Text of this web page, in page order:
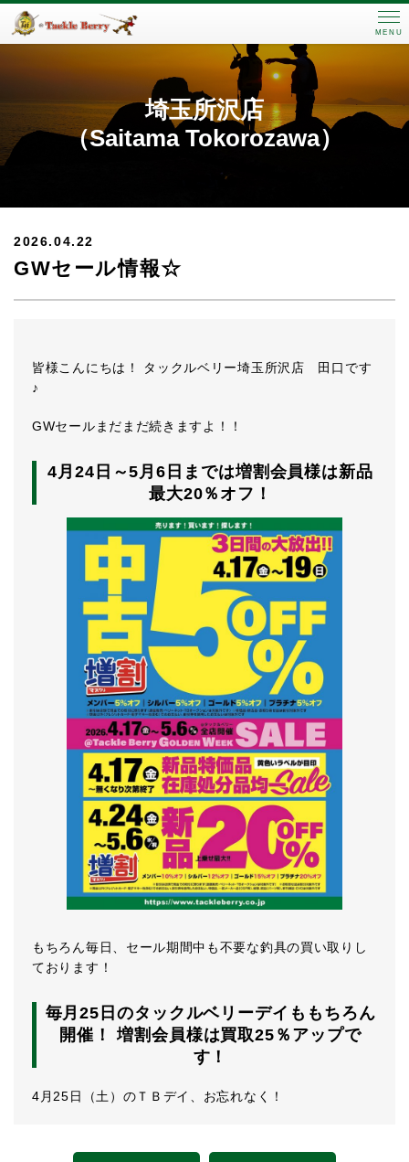
MENU
埼玉所沢店
（Saitama Tokorozawa）
2026.04.22
GWセール情報☆
皆様こんにちは！ タックルベリー埼玉所沢店 田口です
♪
GWセールまだまだ続きますよ！！
4月24日～5月6日までは増割会員様は新品
最大20％オフ！
もちろん毎日、セール期間中も不要な釣具の買い取りし
ております！
毎月25日のタックルベリーデイももちろん
開催！ 増割会員様は買取25％アップで
す！
4月25日（土）のＴＢデイ、お忘れなく！